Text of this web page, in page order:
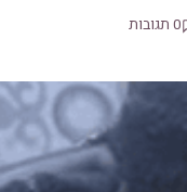
0 תגובות